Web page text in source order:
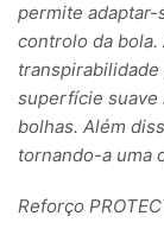
permite adaptar-
controlo da
transpirabilidade
superfície suave
bolhas. Além
tornando-a uma
Reforço